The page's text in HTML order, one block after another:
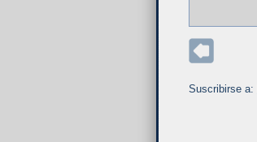
Suscribirse a: